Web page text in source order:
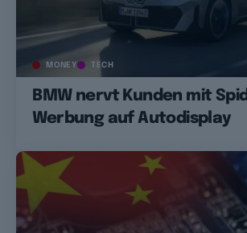
MONEY TECH
BMW nervt Kunden mit
Werbung auf Autodisplay